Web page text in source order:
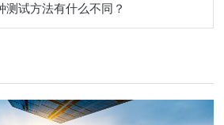
测试方法有什么不同？